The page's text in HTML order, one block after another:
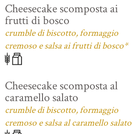
Cheesecake scomposta ai
frutti di bosco
crumble di biscotto, formaggio
cremoso e salsa ai frutti di bosco*
Cheesecake scomposta al
caramello salato
crumble di biscotto, formaggio
cremoso e salsa al caramello salato